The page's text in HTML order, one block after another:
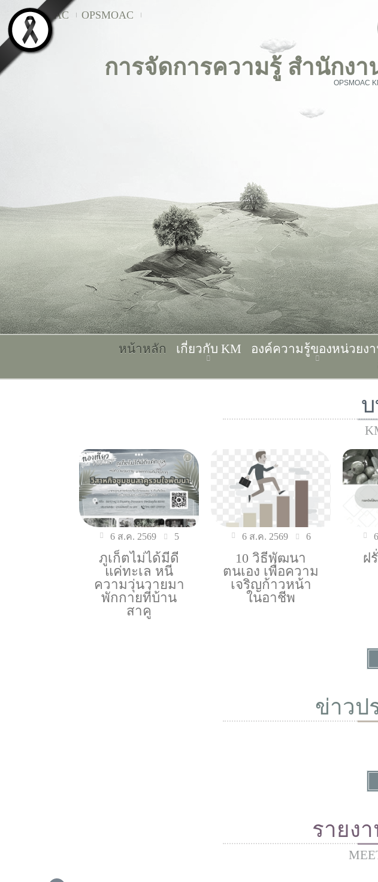
MOAC OPSMOAC
การจัดการความรู้ สำนักง
OPSMOAC
หน้าหลัก เกี่ยวกับ KM องค์ความรู้ของหน่วยง
6 ส.ค. 2569 5
ภูเก็ตไม่ได้มีดี
แค่ทะเล หนี
ความวุ่นวายมา
พักกายที่บ้าน
สาคู
6 ส.ค. 2569 6
10 วิธีพัฒนา
ตนเอง เพื่อความ
เจริญก้าวหน้า
ในอาชีพ
ฝ
ข่าวป
รายง